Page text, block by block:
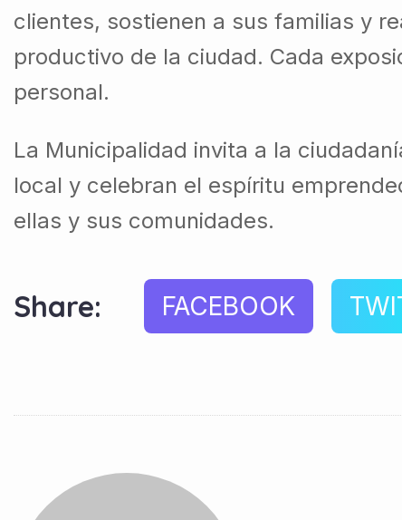
clientes, sostienen a sus familias y
productivo de la ciudad. Cada
personal.
La Municipalidad invita a la
local y celebran el espíritu
ellas y sus comunidades.
Share: FACEBOOK